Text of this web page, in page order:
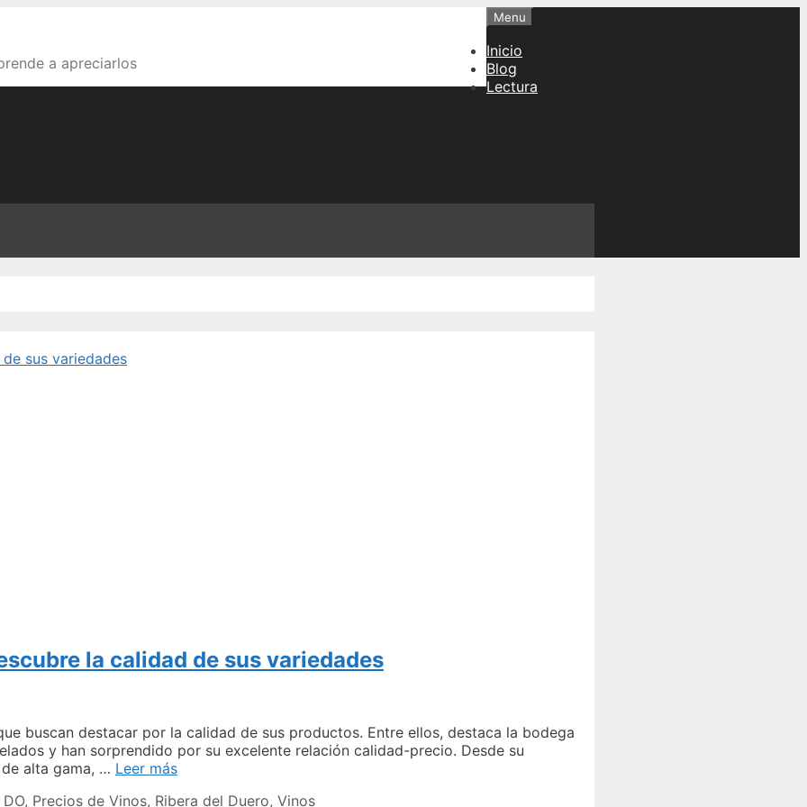
a apreciarlos
Menu
Inicio
Blog
Lectura
la calidad de sus variedades
buscan destacar por la calidad de sus productos. Entre ellos, destaca la bodega
y han sorprendido por su excelente relación calidad-precio. Desde su
alta gama, … Leer másPrecios
los
, Precios de Vinos, Ribera del Duero, Vinos